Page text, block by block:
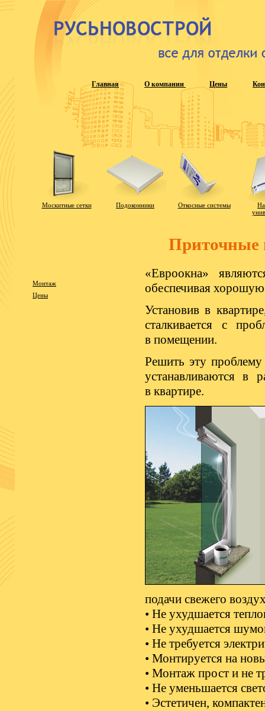
Главная О компании Цены
Москитные сетки Подоконники Откосные системы
Монтаж
Цены
Приточные
«Евроокна»
обеспечивая
Установив в
сталкивается с
в помещении.
Решить эту
устанавливаются в
в квартире.
подачи свежего
• Не ухудшается
• Не ухудшается
• Не требуется
• Монтируется на
• Монтаж прост и не
• Не уменьшается
• Эстетичен,